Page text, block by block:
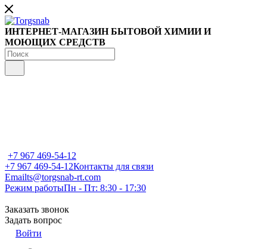
ИНТЕРНЕТ-МАГАЗИН БЫТОВОЙ ХИМИИ И
МОЮЩИХ СРЕДСТВ
+7 967 469-54-12
+7 967 469-54-12Контакты для связи
Emailts@torgsnab-rt.com
Режим работыПн - Пт: 8:30 - 17:30
Заказать звонок
Задать вопрос
Войти